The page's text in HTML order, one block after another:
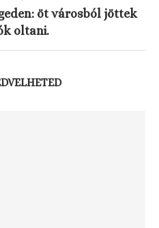
öt városból jöttek
oltani.